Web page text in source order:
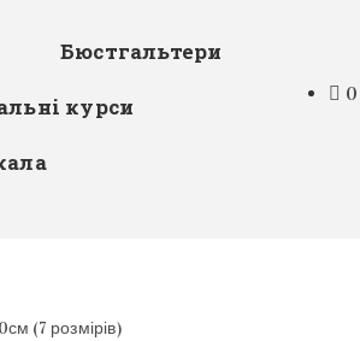
Бюстгальтери
курси
(7 розмірів)